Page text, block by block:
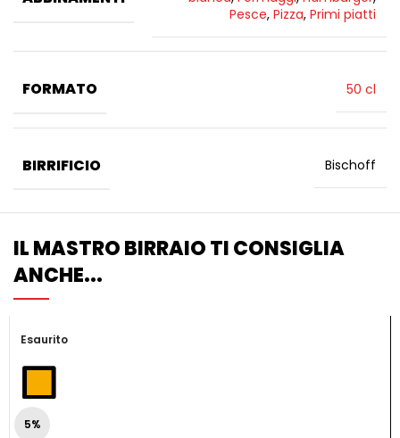
Pesce, Pizza, Primi piatti
FORMATO 50 cl
BIRRIFICIO Bischoff
IL MASTRO BIRRAIO TI CONSIGLIA
ANCHE...
Esaurito
5%